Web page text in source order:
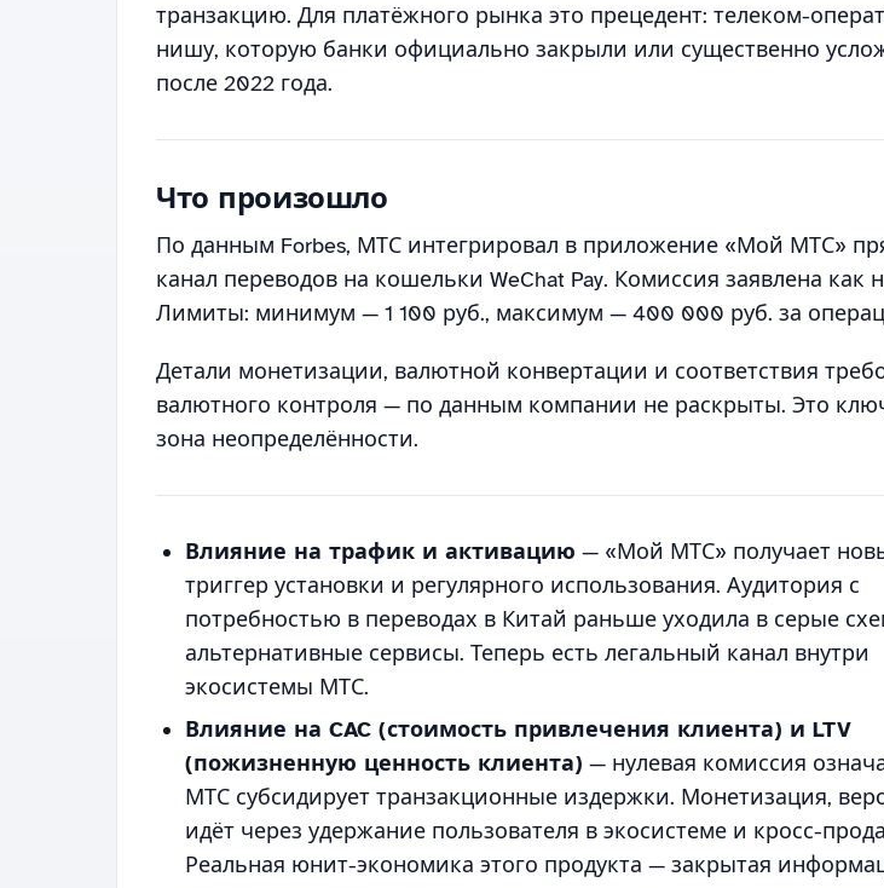
транзакцию. Для платёжного рынка это прецедент: телеком-
нишу, которую банки официально закрыли или существенно
после 2022 года.
Что произошло
По данным Forbes, МТС интегрировал в приложение «Мой МТС»
канал переводов на кошельки WeChat Pay. Комиссия заявлена как
Лимиты: минимум — 1 100 руб., максимум — 400 000 руб. за
Детали монетизации, валютной конвертации и соответствия
валютного контроля — по данным компании не раскрыты. Это
зона неопределённости.
Влияние на трафик и активацию — «Мой МТС» получает
триггер установки и регулярного использования. Аудитория с
потребностью в переводах в Китай раньше уходила в серые
альтернативные сервисы. Теперь есть легальный канал внутри
экосистемы МТС.
Влияние на CAC (стоимость привлечения клиента) и LTV
(пожизненную ценность клиента) — нулевая комиссия
МТС субсидирует транзакционные издержки. Монетизация,
идёт через удержание пользователя в экосистеме и кросс-
Реальная юнит-экономика этого продукта — закрытая